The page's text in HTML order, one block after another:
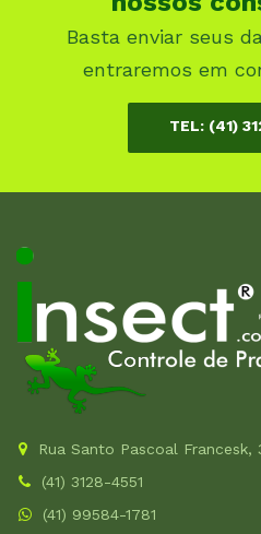
Basta enviar seus
entraremos em
TEL: (41)
Rua Santo Pascoal
(41) 3128-4551
(41) 99584-1781